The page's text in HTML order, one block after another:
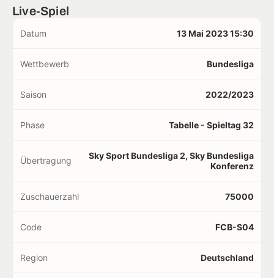
Live-Spiel
Datum 13 Mai 2023 15:30
Wettbewerb Bundesliga
Saison 2022/2023
Phase Tabelle - Spieltag 32
Übertragung
Sky Sport Bundesliga 2, Sky Bundesliga
Konferenz
Zuschauerzahl 75000
Code FCB-S04
Region Deutschland